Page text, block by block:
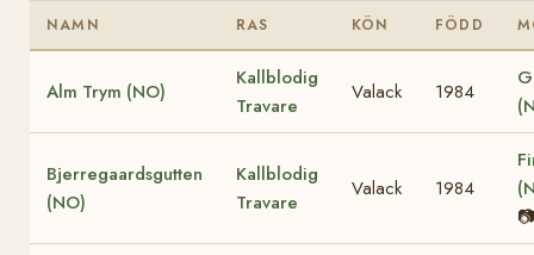
NAMN RAS KÖN FÖDD
Alm Trym (NO)
Kallblodig
Travare
Valack 1984
Bjerregaardsgutten
(NO)
Kallblodig
Travare
Valack 1984
📷